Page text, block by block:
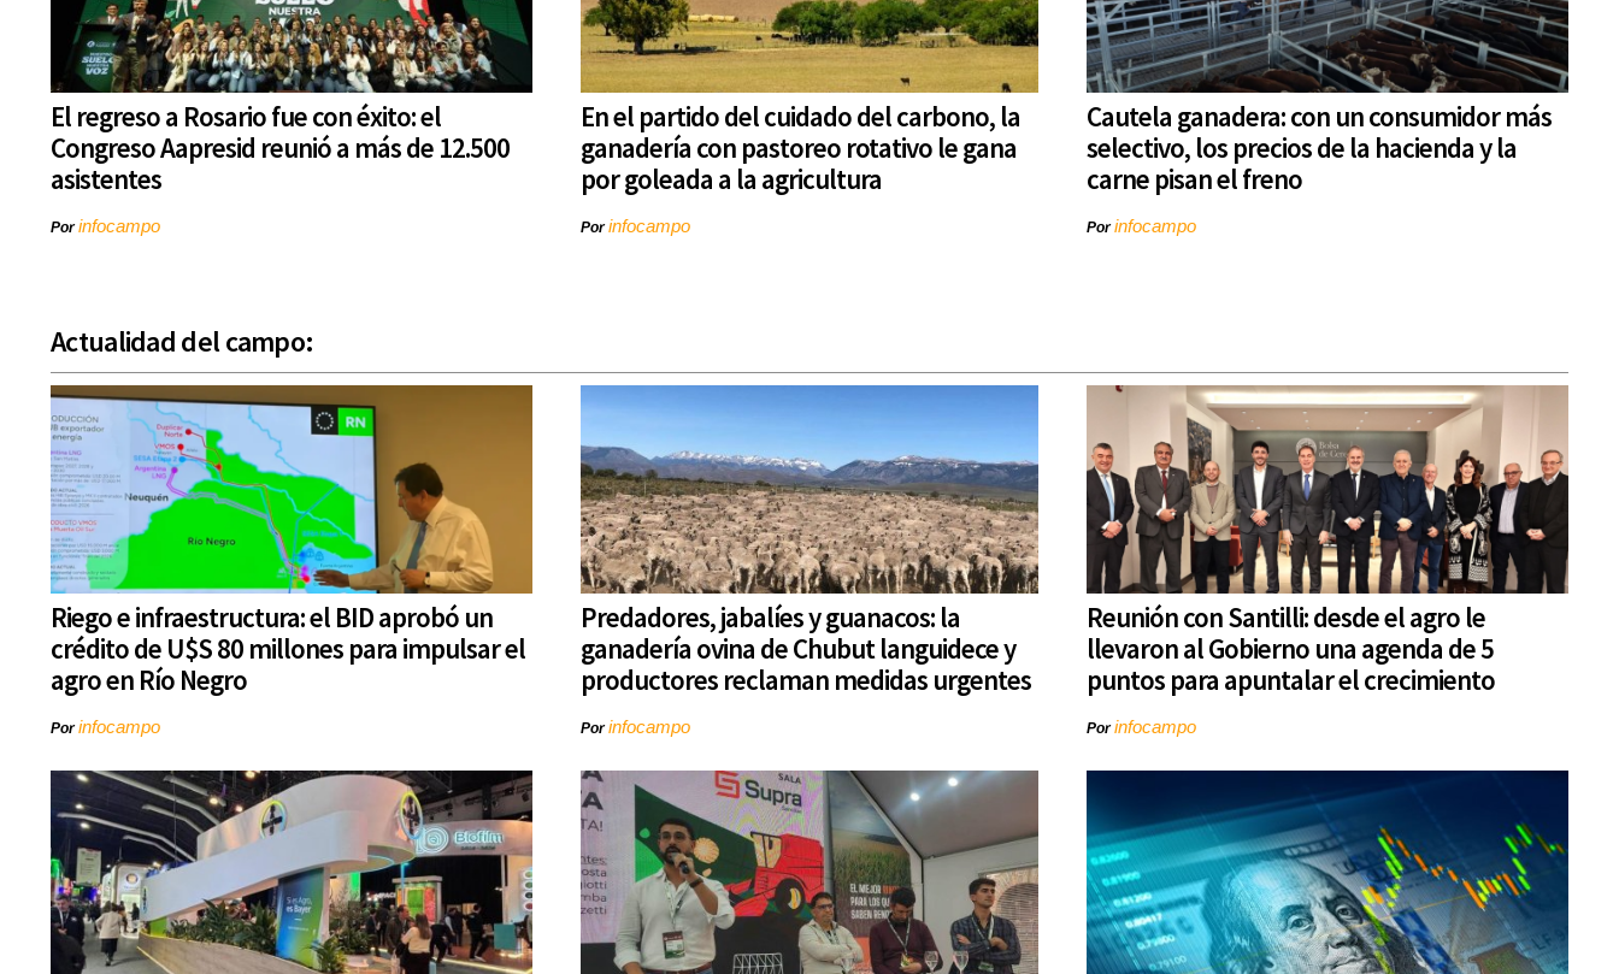
El regreso a Rosario fue con éxito: el
Congreso Aapresid reunió a más de 12.500
asistentes
Porinfocampo
En el partido del cuidado del carbono, la
ganadería con pastoreo rotativo le gana
por goleada a la agricultura
Porinfocampo
Cautela ganadera: con un consumidor más
selectivo, los precios de la hacienda y la
carne pisan el freno
Porinfocampo
Actualidad del campo:
Riego e infraestructura: el BID aprobó un
crédito de U$S 80 millones para impulsar el
agro en Río Negro
Porinfocampo
Predadores, jabalíes y guanacos: la
ganadería ovina de Chubut languidece y
productores reclaman medidas urgentes
Porinfocampo
Reunión con Santilli: desde el agro le
llevaron al Gobierno una agenda de 5
puntos para apuntalar el crecimiento
Porinfocampo